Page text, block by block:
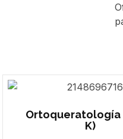
Ortoqueratología
K)